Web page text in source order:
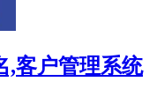
,客户管理系统